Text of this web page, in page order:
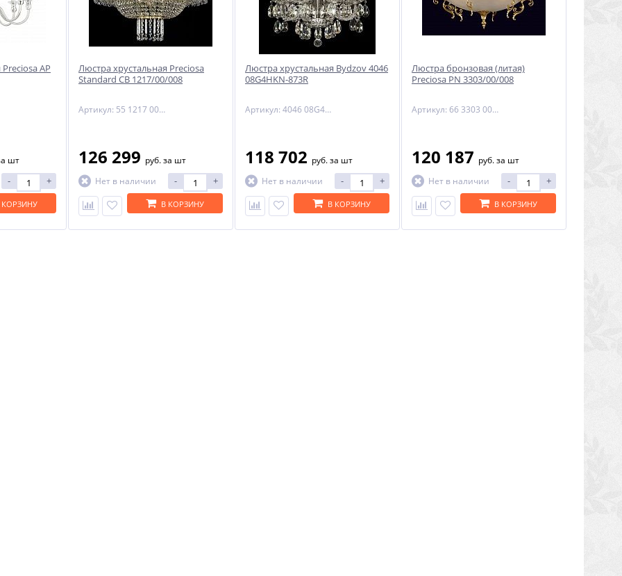
NEW
AP
шт
- +
КОРЗИНУ
Люстра хрустальная Preciosa
Standard CB 1217/00/008
Артикул: 55 1217 008 07 00 00 35
126 299 руб.за шт
Нет в наличии
- +
В КОРЗИНУ
Люстра хрустальная Bydzov 4046
08G4HKN-873R
Артикул: 4046 08G4HKN-873R
118 702 руб.за шт
Нет в наличии
- +
В КОРЗИНУ
Люстра бронзовая (литая)
Preciosa PN 3303/00/008
Артикул: 66 3303 008 80 24 00 00
120 187 руб.за шт
Нет в наличии
- +
В КОРЗИНУ